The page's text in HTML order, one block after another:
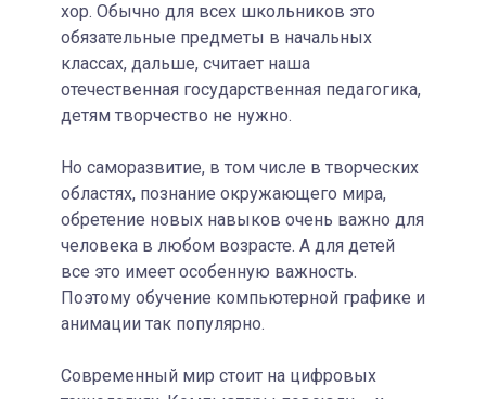
хор. Обычно для всех школьников это
обязательные предметы в начальных
классах, дальше, считает наша
отечественная государственная педагогика,
детям творчество не нужно.
Но саморазвитие, в том числе в творческих
областях, познание окружающего мира,
обретение новых навыков очень важно для
человека в любом возрасте. А для детей
все это имеет особенную важность.
Поэтому обучение компьютерной графике и
анимации так популярно.
Современный мир стоит на цифровых